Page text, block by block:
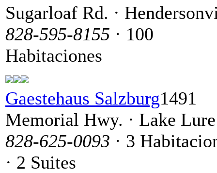
Sugarloaf Rd. ·
828-595-8155 · 100
Habitaciones
Gaestehaus Salzburg1491
Memorial Hwy. · Lake Lure
828-625-0093 · 3
· 2 Suites